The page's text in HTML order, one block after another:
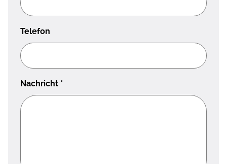
Telefon
Nachricht *